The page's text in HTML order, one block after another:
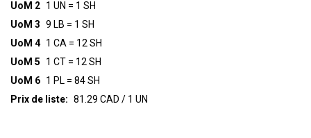
UoM 2 1 UN = 1 SH
UoM 3 9 LB = 1 SH
UoM 4 1 CA = 12 SH
UoM 5
1 CT = 12 SH
UoM 6 1 PL = 84 SH
Prix de liste: 81.29 CAD / 1 UN